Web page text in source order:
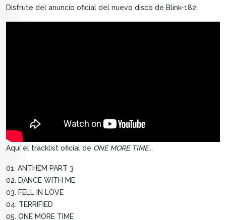
Disfrute del anuncio oficial del nuevo disco de Blink-182:
Aquí el tracklist oficial de ONE MORE TIME...
01. ANTHEM PART 3
02. DANCE WITH ME
03. FELL IN LOVE
04. TERRIFIED
05. ONE MORE TIME